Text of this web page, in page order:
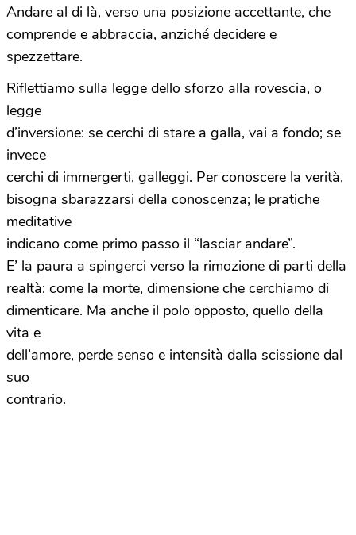
Andare al di là, verso una posizione accettante, che
comprende e abbraccia, anziché decidere e
spezzettare.
Riflettiamo sulla legge dello sforzo alla rovescia, o
legge
d’inversione: se cerchi di stare a galla, vai a fondo; se
invece
cerchi di immergerti, galleggi. Per conoscere la verità,
bisogna sbarazzarsi della conoscenza; le pratiche
meditative
indicano come primo passo il “lasciar andare”.
E’ la paura a spingerci verso la rimozione di parti della
realtà: come la morte, dimensione che cerchiamo di
dimenticare. Ma anche il polo opposto, quello della
vita e
dell’amore, perde senso e intensità dalla scissione dal
suo
contrario.